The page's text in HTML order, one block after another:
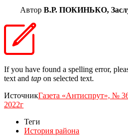
Автор В.Р. ПОКИНЬКО,
If you have found a spelling error,
text and tap on selected text.
ИсточникГазета «Антиспрут», №
2022г
Теги
История района